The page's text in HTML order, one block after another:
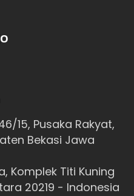
15, Pusaka Rakyat,
Bekasi Jawa
Komplek Titi Kuning
20219 - Indonesia